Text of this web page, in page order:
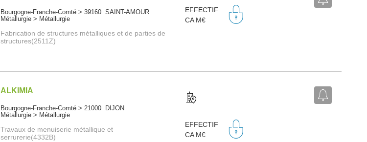
Bourgogne-Franche-Comté > 39160 SAINT-AMOUR
Métallurgie > Métallurgie
Fabrication de structures métalliques et de parties de
structures(2511Z)
EFFECTIF
CA M€
ALKIMIA
Bourgogne-Franche-Comté > 21000 DIJON
Métallurgie > Métallurgie
Travaux de menuiserie métallique et
serrurerie(4332B)
EFFECTIF
CA M€